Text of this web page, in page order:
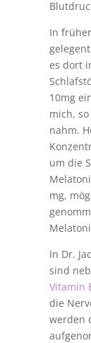
In
es dort
10mg
mich,
nahm.
um die
mg,
In Dr.
sind
Vitamin
die
werden